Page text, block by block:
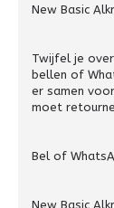
New Basic
Twijfel je
bellen of
er samen
moet
Bel of
New Basic